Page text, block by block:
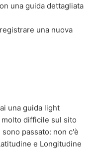
una guida dettagliata
una nuova
una guida light
difficile sul sito
passato: non c'è
e Longitudine